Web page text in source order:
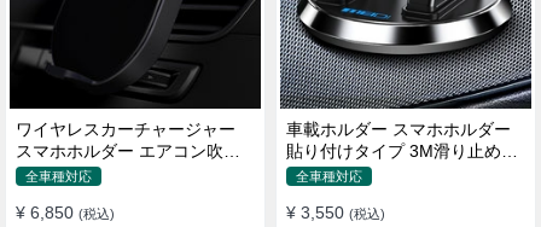
ワイヤレスカーチャージャー
スマホホルダー エアコン吹き
出し口/ 貼り付け
全車種対応
¥ 6,850 (税込)
車載ホルダー スマホホルダー
貼り付けタイプ 3M滑り止めシ
リコンパッド 全機種
全車種対応
¥ 3,550 (税込)